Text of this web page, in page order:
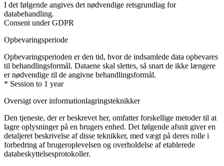
I det følgende angives det nødvendige retsgrundlag for
databehandling.
Consent under GDPR
Opbevaringsperiode
Opbevaringsperioden er den tid, hvor de indsamlede data opbevares
til behandlingsformål. Dataene skal slettes, så snart de ikke længere
er nødvendige til de angivne behandlingsformål.
* Session to 1 year
Oversigt over informationlagringsteknikker
Den tjeneste, der er beskrevet her, omfatter forskellige metoder til at
lagre oplysninger på en brugers enhed. Det følgende afsnit giver en
detaljeret beskrivelse af disse teknikker, med vægt på deres rolle i
forbedring af brugeroplevelsen og overholdelse af etablerede
databeskyttelsesprotokoller.